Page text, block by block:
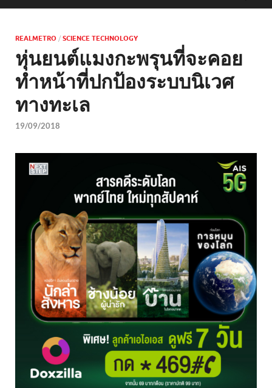
REALMETRO / SCIENCE TECHNOLOGY
หุ่นยนต์แมงกะพรุนที่จะคอย
ทำหน้าที่ปกป้องระบบนิเวศ
ทางทะเล
19/09/2018